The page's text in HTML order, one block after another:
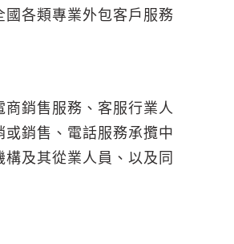
各類專業外包客戶服務
銷售服務、客服行業人
銷售、電話服務承攬中
及其從業人員、以及同